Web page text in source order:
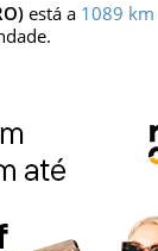
está a 1089 km